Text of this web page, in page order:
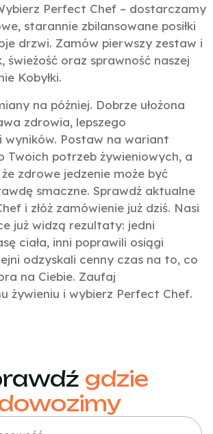
Perfect Chef – dostarczamy
starannie zbilansowane posiłki
drzwi. Zamów pierwszy zestaw i
świeżość oraz sprawność naszej
Kobyłki.
na później. Dobrze ułożona
zdrowia, lepszego
wyników. Postaw na wariant
Twoich potrzeb żywieniowych, a
zdrowe jedzenie może być
smaczne. Sprawdź aktualne
i złóż zamówienie już dziś. Nasi
już widzą rezultaty: jedni
ciała, inni poprawili osiągi
odzyskali cenny czas na to, co
na Ciebie. Zaufaj
żywieniu i wybierz Perfect Chef.
gdzie